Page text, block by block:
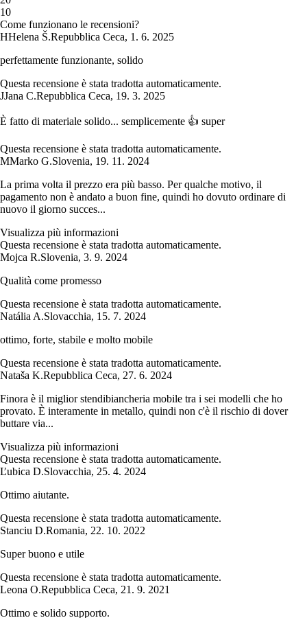
10
Come funzionano le recensioni?
HHelena Š.Repubblica Ceca, 1. 6. 2025
perfettamente funzionante, solido
Questa recensione è stata tradotta automaticamente.
JJana C.Repubblica Ceca, 19. 3. 2025
È fatto di materiale solido... semplicemente 👍 super
Questa recensione è stata tradotta automaticamente.
MMarko G.Slovenia, 19. 11. 2024
La prima volta il prezzo era più basso. Per qualche motivo, il
pagamento non è andato a buon fine, quindi ho dovuto ordinare di
nuovo il giorno succes...
Visualizza più informazioni
Questa recensione è stata tradotta automaticamente.
Mojca R.Slovenia, 3. 9. 2024
Qualità come promesso
Questa recensione è stata tradotta automaticamente.
Natália A.Slovacchia, 15. 7. 2024
ottimo, forte, stabile e molto mobile
Questa recensione è stata tradotta automaticamente.
Nataša K.Repubblica Ceca, 27. 6. 2024
Finora è il miglior stendibiancheria mobile tra i sei modelli che ho
provato. È interamente in metallo, quindi non c'è il rischio di dover
buttare via...
Visualizza più informazioni
Questa recensione è stata tradotta automaticamente.
Ľubica D.Slovacchia, 25. 4. 2024
Ottimo aiutante.
Questa recensione è stata tradotta automaticamente.
Stanciu D.Romania, 22. 10. 2022
Super buono e utile
Questa recensione è stata tradotta automaticamente.
Leona O.Repubblica Ceca, 21. 9. 2021
Ottimo e solido supporto.